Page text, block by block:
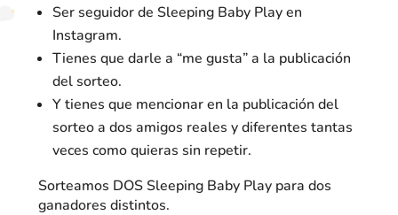
Ser seguidor de Sleeping Baby Play en
Instagram.
Tienes que darle a “me gusta” a la publicación
del sorteo.
Y tienes que mencionar en la publicación del
sorteo a dos amigos reales y diferentes tantas
veces como quieras sin repetir.
Sorteamos DOS Sleeping Baby Play para dos
ganadores distintos.